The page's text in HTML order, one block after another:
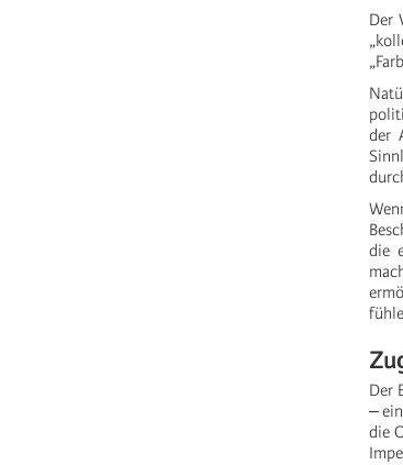
Der
der
die
Der
‒
die